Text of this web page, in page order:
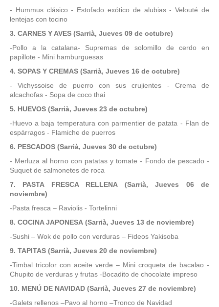
- Hummus clásico - Estofado exótico de alubias - Velouté de
lentejas con tocino
3. CARNES Y AVES (Sarrià, Jueves 09 de octubre)
-Pollo a la catalana- Supremas de solomillo de cerdo en
papillote - Mini hamburguesas
4. SOPAS Y CREMAS (Sarrià, Jueves 16 de octubre)
- Vichyssoise de puerro con sus crujientes - Crema de
alcachofas - Sopa de coco thai
5. HUEVOS (Sarrià, Jueves 23 de octubre)
-Huevo a baja temperatura con parmentier de patata - Flan de
espárragos - Flamiche de puerros
6. PESCADOS (Sarrià, Jueves 30 de octubre)
- Merluza al horno con patatas y tomate - Fondo de pescado -
Suquet de salmonetes de roca
7. PASTA FRESCA RELLENA (Sarrià, Jueves 06de
noviembre)
-Pasta fresca – Raviolis - Tortelinni
8. COCINA JAPONESA (Sarrià, Jueves 13 de noviembre)
-Sushi – Wok de pollo con verduras – Fideos Yakisoba
9. TAPITAS (Sarrià, Jueves 20 de noviembre)
-Timbal tricolor con aceite verde – Mini croqueta de bacalao -
Chupito de verduras y frutas -Bocadito de chocolate impreso
10. MENÚ DE NAVIDAD (Sarrià, Jueves 27 de noviembre)
-Galets rellenos –Pavo al horno –Tronco de Navidad